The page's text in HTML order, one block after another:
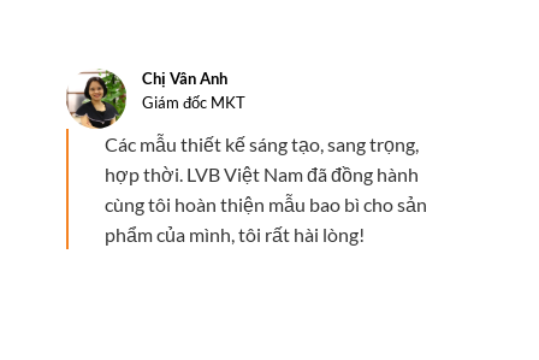
Chị Vân Anh
Giám đốc MKT
Các mẫu thiết kế sáng tạo, sang trọng,
hợp thời. LVB Việt Nam đã đồng hành
cùng tôi hoàn thiện mẫu bao bì cho sản
phẩm của mình, tôi rất hài lòng!